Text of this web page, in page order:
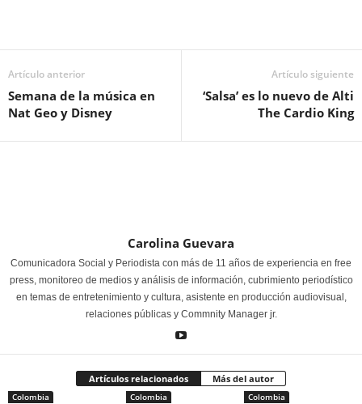
Artículo anterior
Semana de la música en
Nat Geo y Disney
Artículo siguiente
‘Salsa’ es lo nuevo de Alti
The Cardio King
Carolina Guevara
Comunicadora Social y Periodista con más de 11 años de experiencia en free
press, monitoreo de medios y análisis de información, cubrimiento periodístico
en temas de entretenimiento y cultura, asistente en producción audiovisual,
relaciones públicas y Commnity Manager jr.
Artículos relacionados Más del autor
Colombia Colombia Colombia